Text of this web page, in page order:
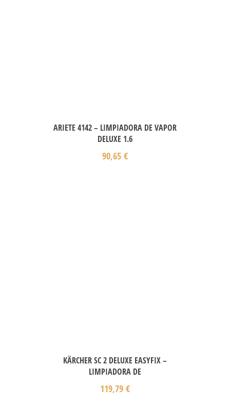
ARIETE 4142 – LIMPIADORA DE VAPOR
DELUXE 1.6
90,65 €
KÄRCHER SC 2 DELUXE EASYFIX –
LIMPIADORA DE
119,79 €